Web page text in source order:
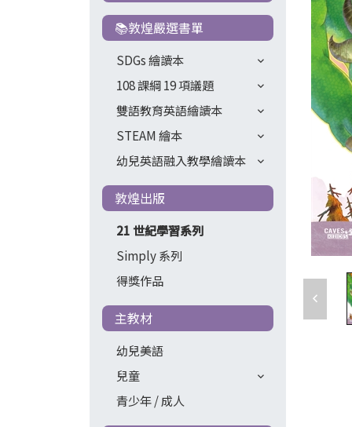
📚敦煌嚴選書單
SDGs 繪讀本
108 課綱 19 項議題
雙語教育英語繪讀本
STEAM 繪本
幼兒英語融入教學繪讀本
敦煌出版
21 世紀學習系列
Simply 系列
得獎作品
主教材
幼兒美語
兒童
青少年 / 成人